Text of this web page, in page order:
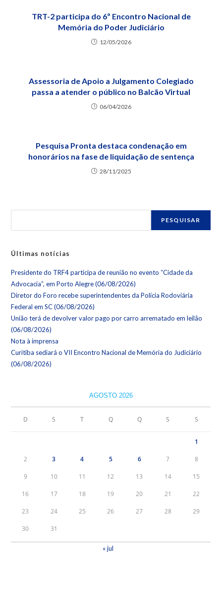
TRT-2 participa do 6º Encontro Nacional de
Memória do Poder Judiciário
12/05/2026
Assessoria de Apoio a Julgamento Colegiado
passa a atender o público no Balcão Virtual
06/04/2026
Pesquisa Pronta destaca condenação em
honorários na fase de liquidação de sentença
28/11/2025
PESQUISAR
Últimas notícias
Presidente do TRF4 participa de reunião no evento “Cidade da
Advocacia”, em Porto Alegre (06/08/2026)
Diretor do Foro recebe superintendentes da Polícia Rodoviária
Federal em SC (06/08/2026)
União terá de devolver valor pago por carro arrematado em leilão
(06/08/2026)
Nota à imprensa
Curitiba sediará o VII Encontro Nacional de Memória do Judiciário
(06/08/2026)
AGOSTO 2026
D S T Q Q S S
1
2 3 4 5 6 7 8
9 10 11 12 13 14 15
16 17 18 19 20 21 22
23 24 25 26 27 28 29
30 31
« jul